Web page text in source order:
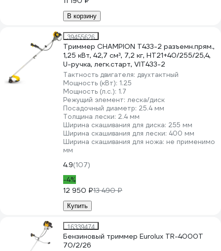
В корзину
39455626
Триммер CHAMPION Т433-2 разъемн.прям.,
1,25 кВт, 42,7 см³, 7,2 кг, HT21+40/255/25,4,
U-ручка, легк.старт, VIT433-2
Тактность двигателя: двухтактный
Мощность (кВт): 1.25
Мощность (л.с.): 1.7
Режущий элемент: леска/диск
Посадочный диаметр: 25.4 мм
Толщина лески: 2.4 мм
Ширина скашивания для диска: 255 мм
Ширина скашивания для лески: 400 мм
Ширина скашивания для ножа: не применимо
мм
4.9(107)
-4%
12 950 ₽13 490 ₽
Купить
16339474
Бензиновый триммер Eurolux TR-4000T
70/2/26